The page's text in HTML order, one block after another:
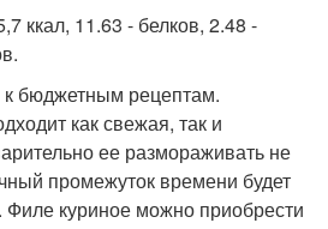
ккал, 11.63 - белков, 2.48 -
бюджетным рецептам.
как свежая, так и
ее размораживать не
промежуток времени будет
Филе куриное можно приобрести